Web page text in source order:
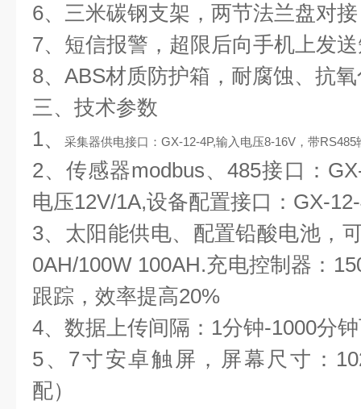
6、三米碳钢支架，两节法兰盘对接
7、短信报警，超限后向手机上发
8、ABS材质防护箱，耐腐蚀、抗
三、技术参数
1、
采集器供电接口：GX-12-4P,输入电压8-16V，带
2、传感器modbus、485接口：
电压12V/1A,设备配置接口：GX-
3、太阳能供电、配置铅酸电池，
0AH/100W 100AH.充电控制器：
跟踪，效率提高20%
4、数据上传间隔：1分钟-1000分
5、7寸安卓触屏，屏幕尺寸：
配）